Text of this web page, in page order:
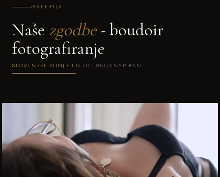
GALERIJA
Naše zgodbe- boudoir
fotografiranje
SLOVENSKE KONJICE BLED LJUBLJANA PIRAN